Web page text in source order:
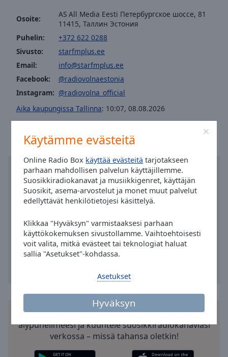
Käytämme evästeitä
Online Radio Box käyttää evästeitä tarjotakseen
parhaan mahdollisen palvelun käyttäjillemme.
Suosikkiradiokanavat ja musiikkigenret, käyttäjän
Suosikit, asema-arvostelut ja monet muut palvelut
edellyttävät henkilötietojesi käsittelyä.
Klikkaa "Hyväksyn" varmistaaksesi parhaan
käyttökokemuksen sivustollamme. Vaihtoehtoisesti
voit valita, mitkä evästeet tai teknologiat haluat
sallia "Asetukset"-kohdassa.
Hyväksyn
Asetukset
close
window.
Color
Opacity
Opacity
Caption
Background
Size
Osoite:
AS All Media Eesti Петербургское шоссе, 81
11415, Таллин Эстония
Puhelin:
+372 622 0288
Sivusto:
starfmplus.ee
Email:
info@starfmplus.ee
Facebook:
@radiovolnaestonia
Instagram: @radiovolna_official
Aika kaupungissa Tallinna: 10:07, 08.08.2026
Asenna ilmainen Online Radio Boxsovellus
älypuhelimeesi ja kuuntele suosikkiradiokanaviasi
verkossa – missä tahansa oletkin!